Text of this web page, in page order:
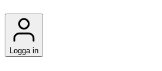
Logga in